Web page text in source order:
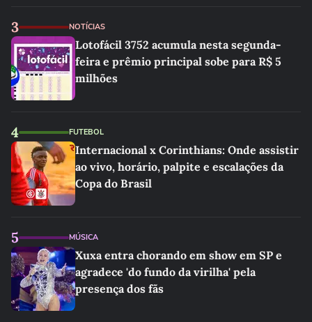
3 NOTÍCIAS
Lotofácil 3752 acumula nesta segunda-
feira e prêmio principal sobe para R$ 5
milhões
4 FUTEBOL
Internacional x Corinthians: Onde assistir
ao vivo, horário, palpite e escalações da
Copa do Brasil
5 MÚSICA
Xuxa entra chorando em show em SP e
agradece 'do fundo da virilha' pela
presença dos fãs